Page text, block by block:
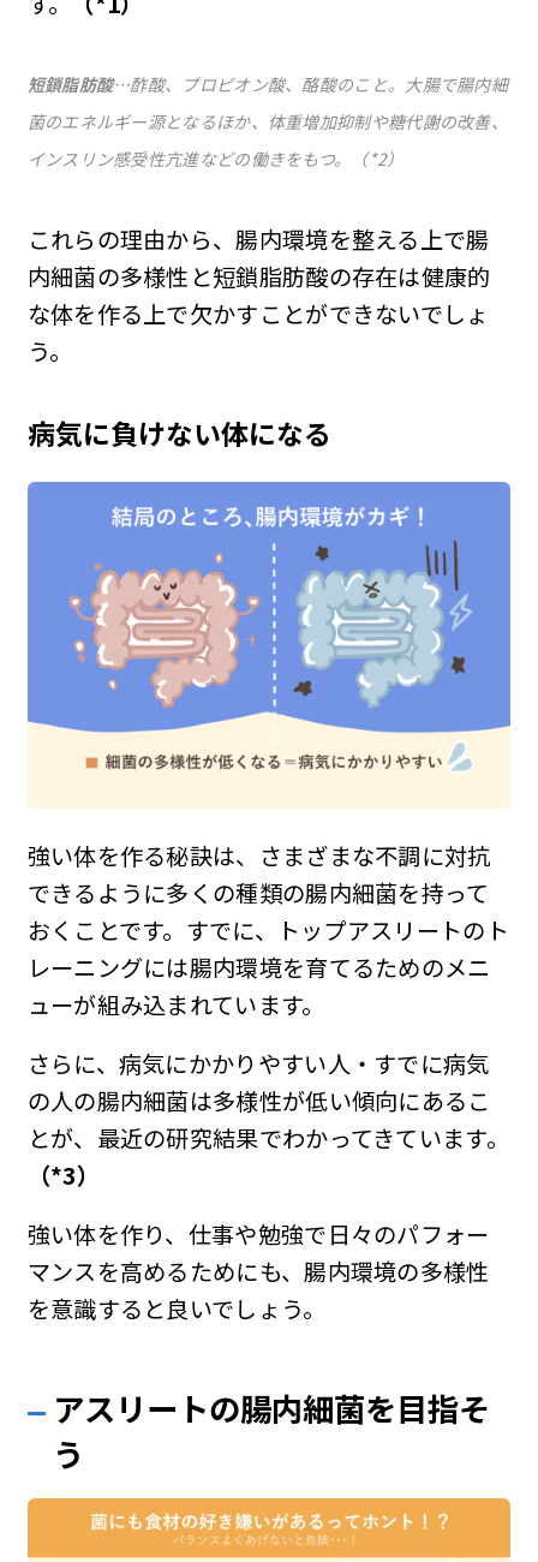
短鎖脂肪酸…酢酸、プロピオン酸、酪酸のこと。大腸で腸内細
菌のエネルギー源となるほか、体重増加抑制や糖代謝の改善、
インスリン感受性亢進などの働きをもつ。（*2）
これらの理由から、腸内環境を整える上で腸
内細菌の多様性と短鎖脂肪酸の存在は健康的
な体を作る上で欠かすことができないでしょ
う。
病気に負けない体になる
強い体を作る秘訣は、さまざまな不調に対抗
できるように多くの種類の腸内細菌を持って
おくことです。すでに、トップアスリートのト
レーニングには腸内環境を育てるためのメニ
ューが組み込まれています。
さらに、病気にかかりやすい人・すでに病気
の人の腸内細菌は多様性が低い傾向にあるこ
とが、最近の研究結果でわかってきています。
（*3）
強い体を作り、仕事や勉強で日々のパフォー
マンスを高めるためにも、腸内環境の多様性
を意識すると良いでしょう。
アスリートの腸内細菌を目指そ
う